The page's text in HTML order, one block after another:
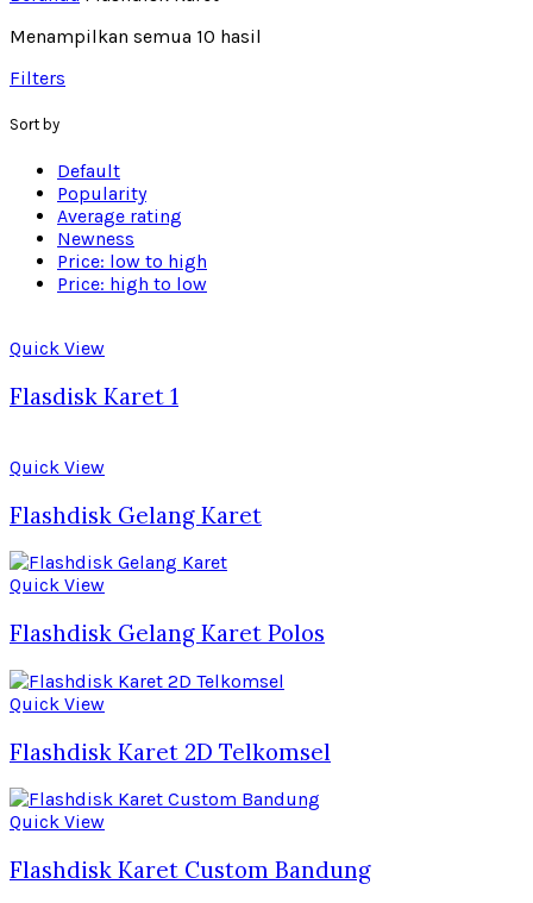
Menampilkan semua 10 hasil
Filters
Sort by
Default
Popularity
Average rating
Newness
Price: low to high
Price: high to low
Quick View
Flasdisk Karet 1
Quick View
Flashdisk Gelang Karet
Quick View
Flashdisk Gelang Karet Polos
Quick View
Flashdisk Karet 2D Telkomsel
Quick View
Flashdisk Karet Custom Bandung